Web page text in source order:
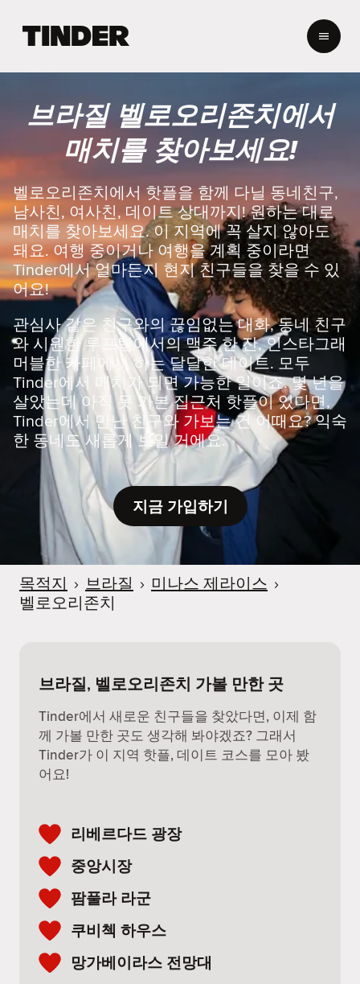
e
r
홈
브라질 벨로오리존치에서
매치를 찾아보세요!
벨로오리존치에서 핫플을 함께 다닐 동네친구,
남사친, 여사친, 데이트 상대까지! 원하는 대로
매치를 찾아보세요. 이 지역에 꼭 살지 않아도
돼요. 여행 중이거나 여행을 계획 중이라면
Tinder에서 얼마든지 현지 친구들을 찾을 수 있
어요!
관심사 같은 친구와의 끊임없는 대화, 동네 친구
와 시원한 루프탑에서의 맥주 한 잔, 인스타그래
머블한 카페에서 하는 달달한 데이트. 모두
Tinder에서 매치가 되면 가능한 일이죠. 몇 년을
살았는데 아직 못 가본 집근처 핫플이 있다면,
Tinder에서 만난 친구와 가보는 건 어때요? 익숙
한 동네도 새롭게 보일 거에요.
지금 가입하기
목적지 › 브라질 › 미나스 제라이스 ›
벨로오리존치
브라질, 벨로오리존치 가볼 만한 곳
Tinder에서 새로운 친구들을 찾았다면, 이제 함
께 가볼 만한 곳도 생각해 봐야겠죠? 그래서
Tinder가 이 지역 핫플, 데이트 코스를 모아 봤
어요!
리베르다드 광장
중앙시장
팜풀라 라군
쿠비첵 하우스
망가베이라스 전망대